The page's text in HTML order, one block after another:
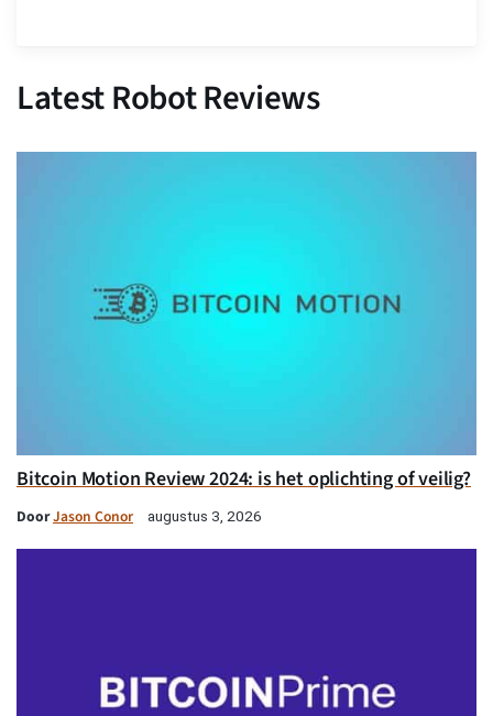
Latest Robot Reviews
Bitcoin Motion Review 2024: is het oplichting of veilig?
DoorJason Conor augustus 3, 2026